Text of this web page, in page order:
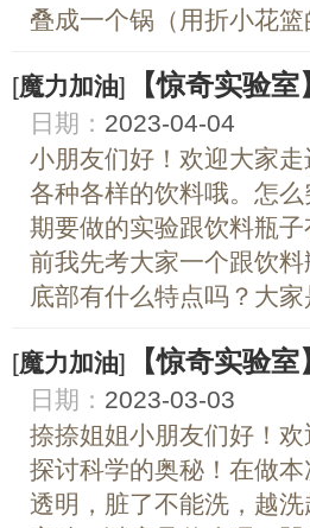
叠成一个锅（用折小花
[魔力加油] 【惊奇实验
日期： 2023-04-04
小朋友们好！欢迎大家
各种各样的饮料哦。怎
期要做的实验跟饮料瓶
前我先考大家一个跟饮
底部有什么特点吗？大
[魔力加油] 【惊奇实验
日期： 2023-03-03
捺捺姐姐小朋友们好！
探讨科学的奥秘！在做
透明，脏了不能洗，越